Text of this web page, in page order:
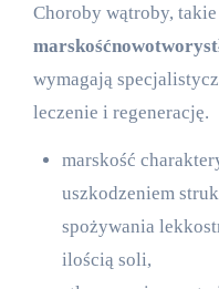
Choroby wątroby,
marskośćnowotwory
wymagają
leczenie i regenerację.
marskość
uszkodzeniem
spożywania
ilością soli,